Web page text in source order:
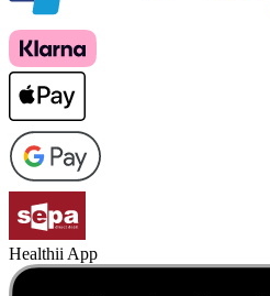
Healthii App